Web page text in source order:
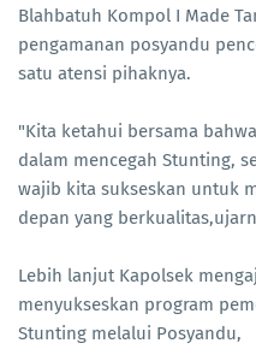
Blahbatuh Kompol I Made
pengamanan posyandu
satu atensi pihaknya.
"Kita ketahui bersama
dalam mencegah Stunting,
wajib kita sukseskan untuk
depan yang
Lebih lanjut Kapolsek
menyukseskan program
Stunting melalui Posyandu,